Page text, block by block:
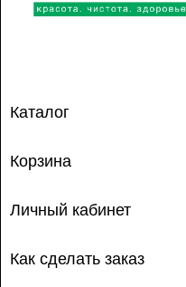
Каталог
Корзина
Личный кабинет
Как сделать заказ